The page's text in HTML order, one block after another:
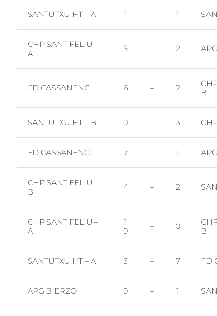
SANTUTXU HT – A 1 – 1
CHP SANT FELIU –
A
5 – 2
FD CASSANENC 6 – 2
B
SANTUTXU HT – B 0 – 3
FD CASSANENC 7 – 1
CHP SANT FELIU –
B
4 – 2
CHP SANT FELIU –
A
1
0
– 0
B
SANTUTXU HT – A 3 – 7 FD
APG BIERZO 0 – 1